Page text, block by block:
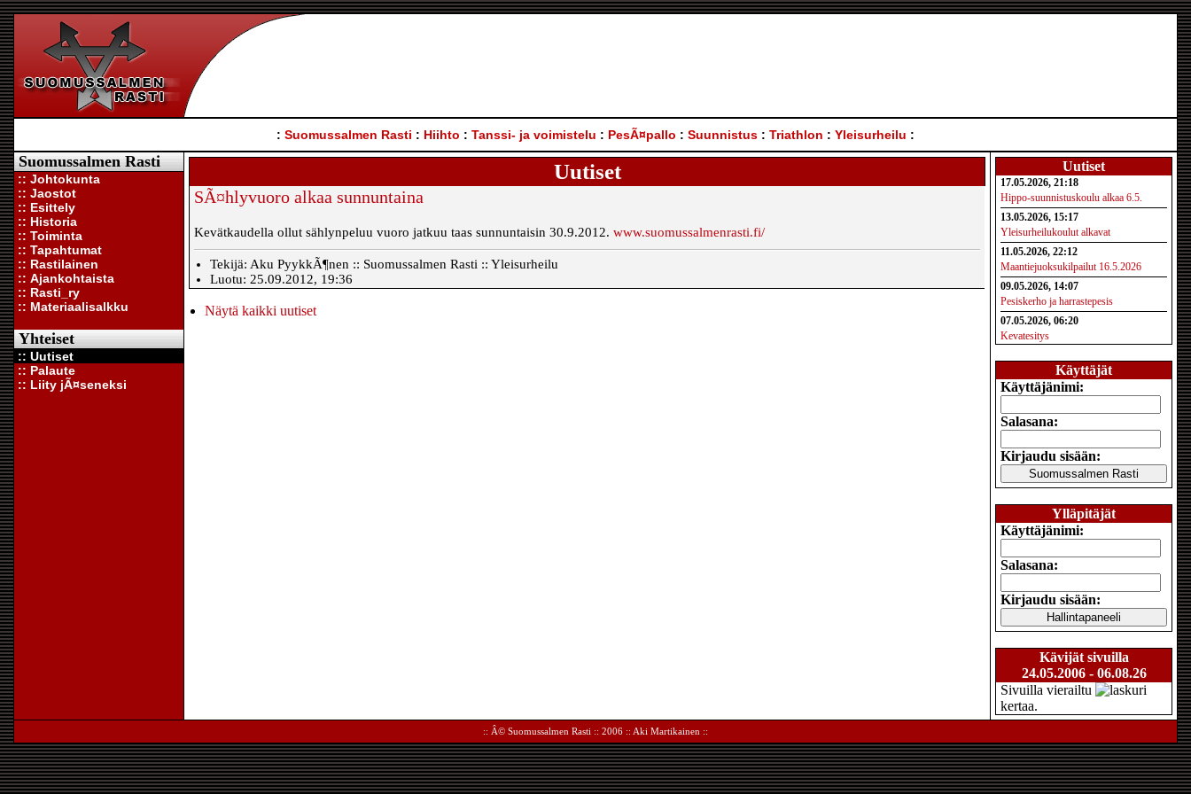
: Suomussalmen Rasti : Hiihto : Tanssi- ja voimistelu : PesÃ¤pallo : Suunnistus : Triathlon : Yleisurheilu :
Suomussalmen Rasti
:: Johtokunta
:: Jaostot
:: Esittely
:: Historia
:: Toiminta
:: Tapahtumat
:: Rastilainen
:: Ajankohtaista
:: Rasti_ry
:: Materiaalisalkku
Yhteiset
:: Uutiset
:: Palaute
:: Liity jÃ¤seneksi
Uutiset
SÃ¤hlyvuoro alkaa sunnuntaina
Kevätkaudella ollut sählynpeluu vuoro jatkuu taas sunnuntaisin 30.9.2012. www.suomussalmenrasti.fi/
Tekijä: Aku PyykkÃ¶nen :: Suomussalmen Rasti :: Yleisurheilu
Luotu: 25.09.2012, 19:36
Näytä kaikki uutiset
Uutiset
17.05.2026, 21:18
Hippo-suunnistuskoulu alkaa 6.5.
13.05.2026, 15:17
Yleisurheilukoulut alkavat
11.05.2026, 22:12
Maantiejuoksukilpailut 16.5.2026
09.05.2026, 14:07
Pesiskerho ja harrastepesis
07.05.2026, 06:20
Kevatesitys
Käyttäjät
Käyttäjänimi:
Salasana:
Kirjaudu sisään:
Ylläpitäjät
Käyttäjänimi:
Salasana:
Kirjaudu sisään:
Kävijät sivuilla
24.05.2006 - 06.08.26
Sivuilla vierailtu
kertaa.
:: Â© Suomussalmen Rasti :: 2006 :: Aki Martikainen ::